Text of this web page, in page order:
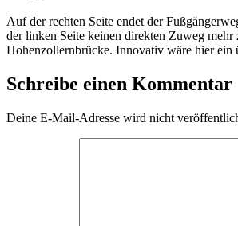
Auf der rechten Seite endet der
der linken Seite keinen direkten Zuweg
Hohenzollernbrücke. Innovativ wäre hier ein
Schreibe einen Kommentar
Deine E-Mail-Adresse wird nicht